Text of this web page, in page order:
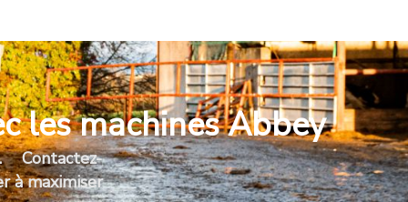
les machines Abbey
Contactez-
à maximiser